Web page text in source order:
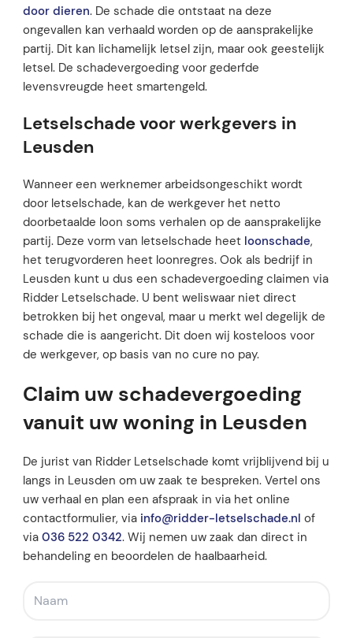
door dieren. De schade die ontstaat na deze
ongevallen kan verhaald worden op de aansprakelijke
partij. Dit kan lichamelijk letsel zijn, maar ook geestelijk
letsel. De schadevergoeding voor gederfde
levensvreugde heet smartengeld.
Letselschade voor werkgevers in
Leusden
Wanneer een werknemer arbeidsongeschikt wordt
door letselschade, kan de werkgever het netto
doorbetaalde loon soms verhalen op de aansprakelijke
partij. Deze vorm van letselschade heet loonschade,
het terugvorderen heet loonregres. Ook als bedrijf in
Leusden kunt u dus een schadevergoeding claimen via
Ridder Letselschade. U bent weliswaar niet direct
betrokken bij het ongeval, maar u merkt wel degelijk de
schade die is aangericht. Dit doen wij kosteloos voor
de werkgever, op basis van no cure no pay.
Claim uw schadevergoeding
vanuit uw woning in Leusden
De jurist van Ridder Letselschade komt vrijblijvend bij u
langs in Leusden om uw zaak te bespreken. Vertel ons
uw verhaal en plan een afspraak in via het online
contactformulier, via info@ridder-letselschade.nl of
via 036 522 0342. Wij nemen uw zaak dan direct in
behandeling en beoordelen de haalbaarheid.